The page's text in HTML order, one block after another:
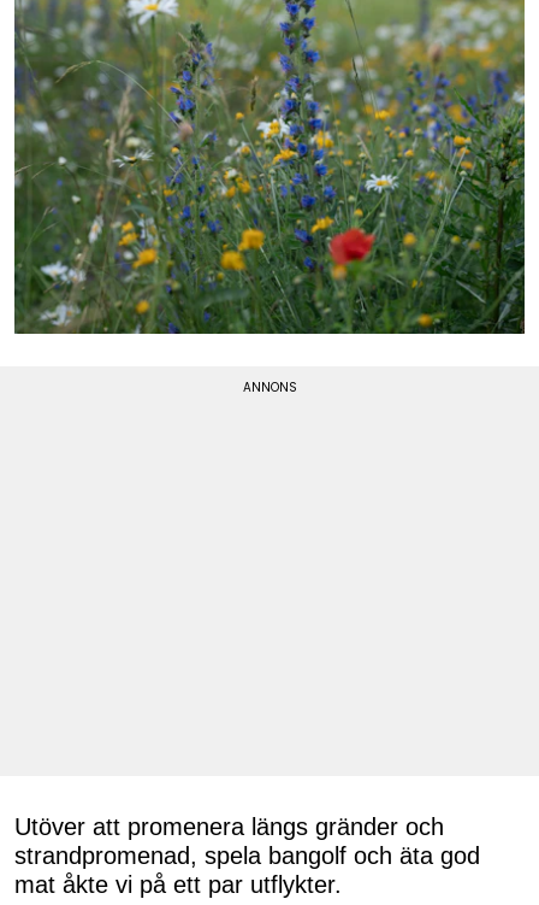
Utöver att promenera längs gränder och
strandpromenad, spela bangolf och äta god
mat åkte vi på ett par utflykter.